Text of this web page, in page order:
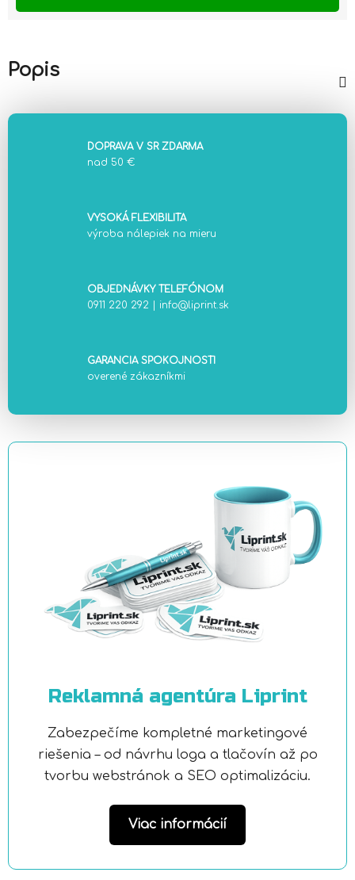
Popis
DOPRAVA V SR ZDARMA
nad 50 €
VYSOKÁ FLEXIBILITA
výroba nálepiek na mieru
OBJEDNÁVKY TELEFÓNOM
0911 220 292
info@liprint.sk
GARANCIA SPOKOJNOSTI
overené zákazníkmi
Reklamná agentúra Liprint
Zabezpečíme kompletné marketingové
riešenia – od návrhu loga a tlačovín až po
tvorbu webstránok a SEO optimalizáciu.
Viac informácií